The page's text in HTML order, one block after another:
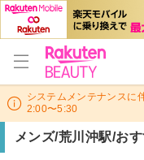
システムメンテナンスに
2:00〜5:30
メンズ/荒川沖駅/お